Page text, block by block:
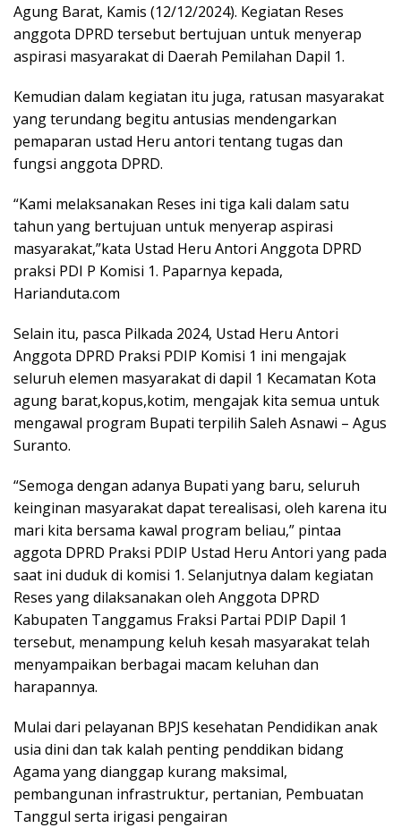
Agung Barat, Kamis (12/12/2024). Kegiatan Reses
anggota DPRD tersebut bertujuan untuk menyerap
aspirasi masyarakat di Daerah Pemilahan Dapil 1.
Kemudian dalam kegiatan itu juga, ratusan masyarakat
yang terundang begitu antusias mendengarkan
pemaparan ustad Heru antori tentang tugas dan
fungsi anggota DPRD.
“Kami melaksanakan Reses ini tiga kali dalam satu
tahun yang bertujuan untuk menyerap aspirasi
masyarakat,”kata Ustad Heru Antori Anggota DPRD
praksi PDI P Komisi 1. Paparnya kepada,
Harianduta.com
Selain itu, pasca Pilkada 2024, Ustad Heru Antori
Anggota DPRD Praksi PDIP Komisi 1 ini mengajak
seluruh elemen masyarakat di dapil 1 Kecamatan Kota
agung barat,kopus,kotim, mengajak kita semua untuk
mengawal program Bupati terpilih Saleh Asnawi – Agus
Suranto.
“Semoga dengan adanya Bupati yang baru, seluruh
keinginan masyarakat dapat terealisasi, oleh karena itu
mari kita bersama kawal program beliau,” pintaa
aggota DPRD Praksi PDIP Ustad Heru Antori yang pada
saat ini duduk di komisi 1. Selanjutnya dalam kegiatan
Reses yang dilaksanakan oleh Anggota DPRD
Kabupaten Tanggamus Fraksi Partai PDIP Dapil 1
tersebut, menampung keluh kesah masyarakat telah
menyampaikan berbagai macam keluhan dan
harapannya.
Mulai dari pelayanan BPJS kesehatan Pendidikan anak
usia dini dan tak kalah penting penddikan bidang
Agama yang dianggap kurang maksimal,
pembangunan infrastruktur, pertanian, Pembuatan
Tanggul serta irigasi pengairan